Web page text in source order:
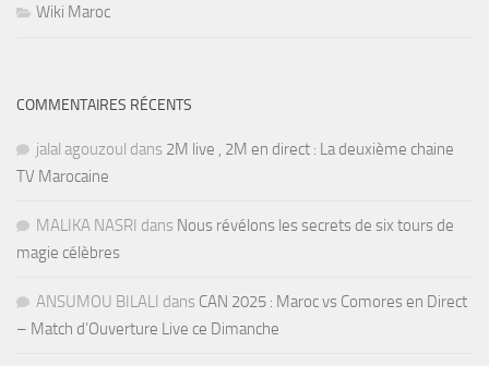
Wiki Maroc
COMMENTAIRES RÉCENTS
jalal agouzoul dans 2M live , 2M en direct : La deuxième chaine
TV Marocaine
MALIKA NASRI dans Nous révélons les secrets de six tours de
magie célèbres
ANSUMOU BILALI dans CAN 2025 : Maroc vs Comores en Direct
– Match d’Ouverture Live ce Dimanche